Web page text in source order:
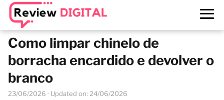
Como limpar chinelo de
borracha encardido e devolver o
branco
23/06/2026 · Updated on: 24/06/2026